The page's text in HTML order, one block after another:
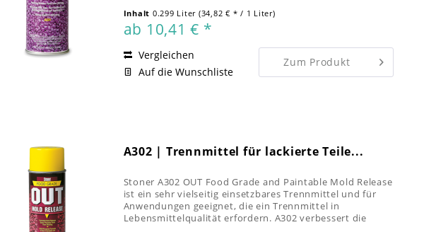
Inhalt 0.299 Liter (34,82 € * / 1 Liter)
ab 10,41 € *
Zum Produkt
Vergleichen
Auf die Wunschliste
A302 | Trennmittel für lackierte Teile...
Stoner A302 OUT Food Grade and Paintable Mold Release
ist ein sehr vielseitig einsetzbares Trennmittel und für
Anwendungen geeignet, die ein Trennmittel in
Lebensmittelqualität erfordern. A302 verbessert die